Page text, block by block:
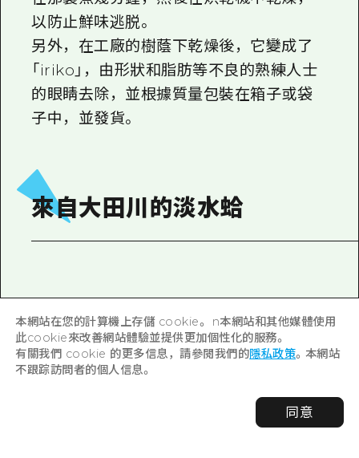
以防止鮮味逃脱。
另外，在工廠的樹蔭下乾燥後，它變成了
「iriko」，由形狀和脂肪等不良的熟練人士
的眼睛去除，並根據質量包裝在箱子或袋
子中，並發貨。
來自大田川的淡水蛤
本網站在您的計算機上存儲 cookie。 n本網站和其他媒體使用
此cookie來改善網站體驗並提供更加個性化的服務。
有關我們 cookie 的更多信息，請參閱我們的隱私政策。本網站
不跟踪訪問者的個人信息。
同意